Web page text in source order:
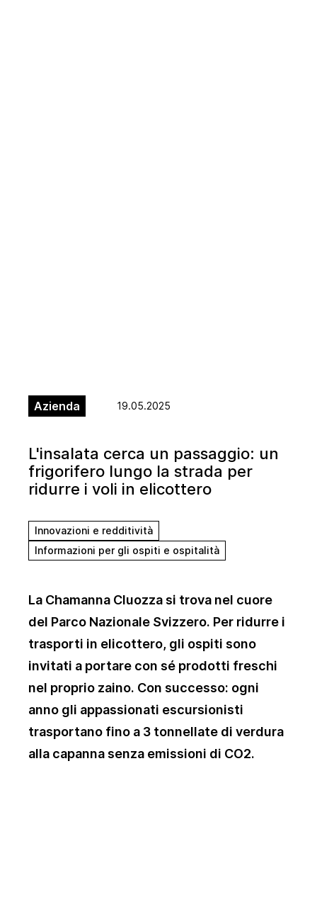
Azienda 19.05.2025
L'insalata cerca un passaggio: un
frigorifero lungo la strada per
ridurre i voli in elicottero
Innovazioni e redditività
Informazioni per gli ospiti e ospitalità
La Chamanna Cluozza si trova nel cuore
del Parco Nazionale Svizzero. Per ridurre i
trasporti in elicottero, gli ospiti sono
invitati a portare con sé prodotti freschi
nel proprio zaino. Con successo: ogni
anno gli appassionati escursionisti
trasportano fino a 3 tonnellate di verdura
alla capanna senza emissioni di CO2.